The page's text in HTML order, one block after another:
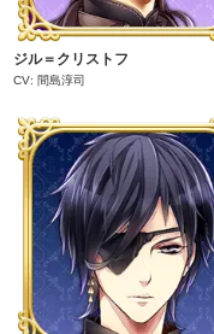
ジル＝クリストフ
CV: 間島淳司